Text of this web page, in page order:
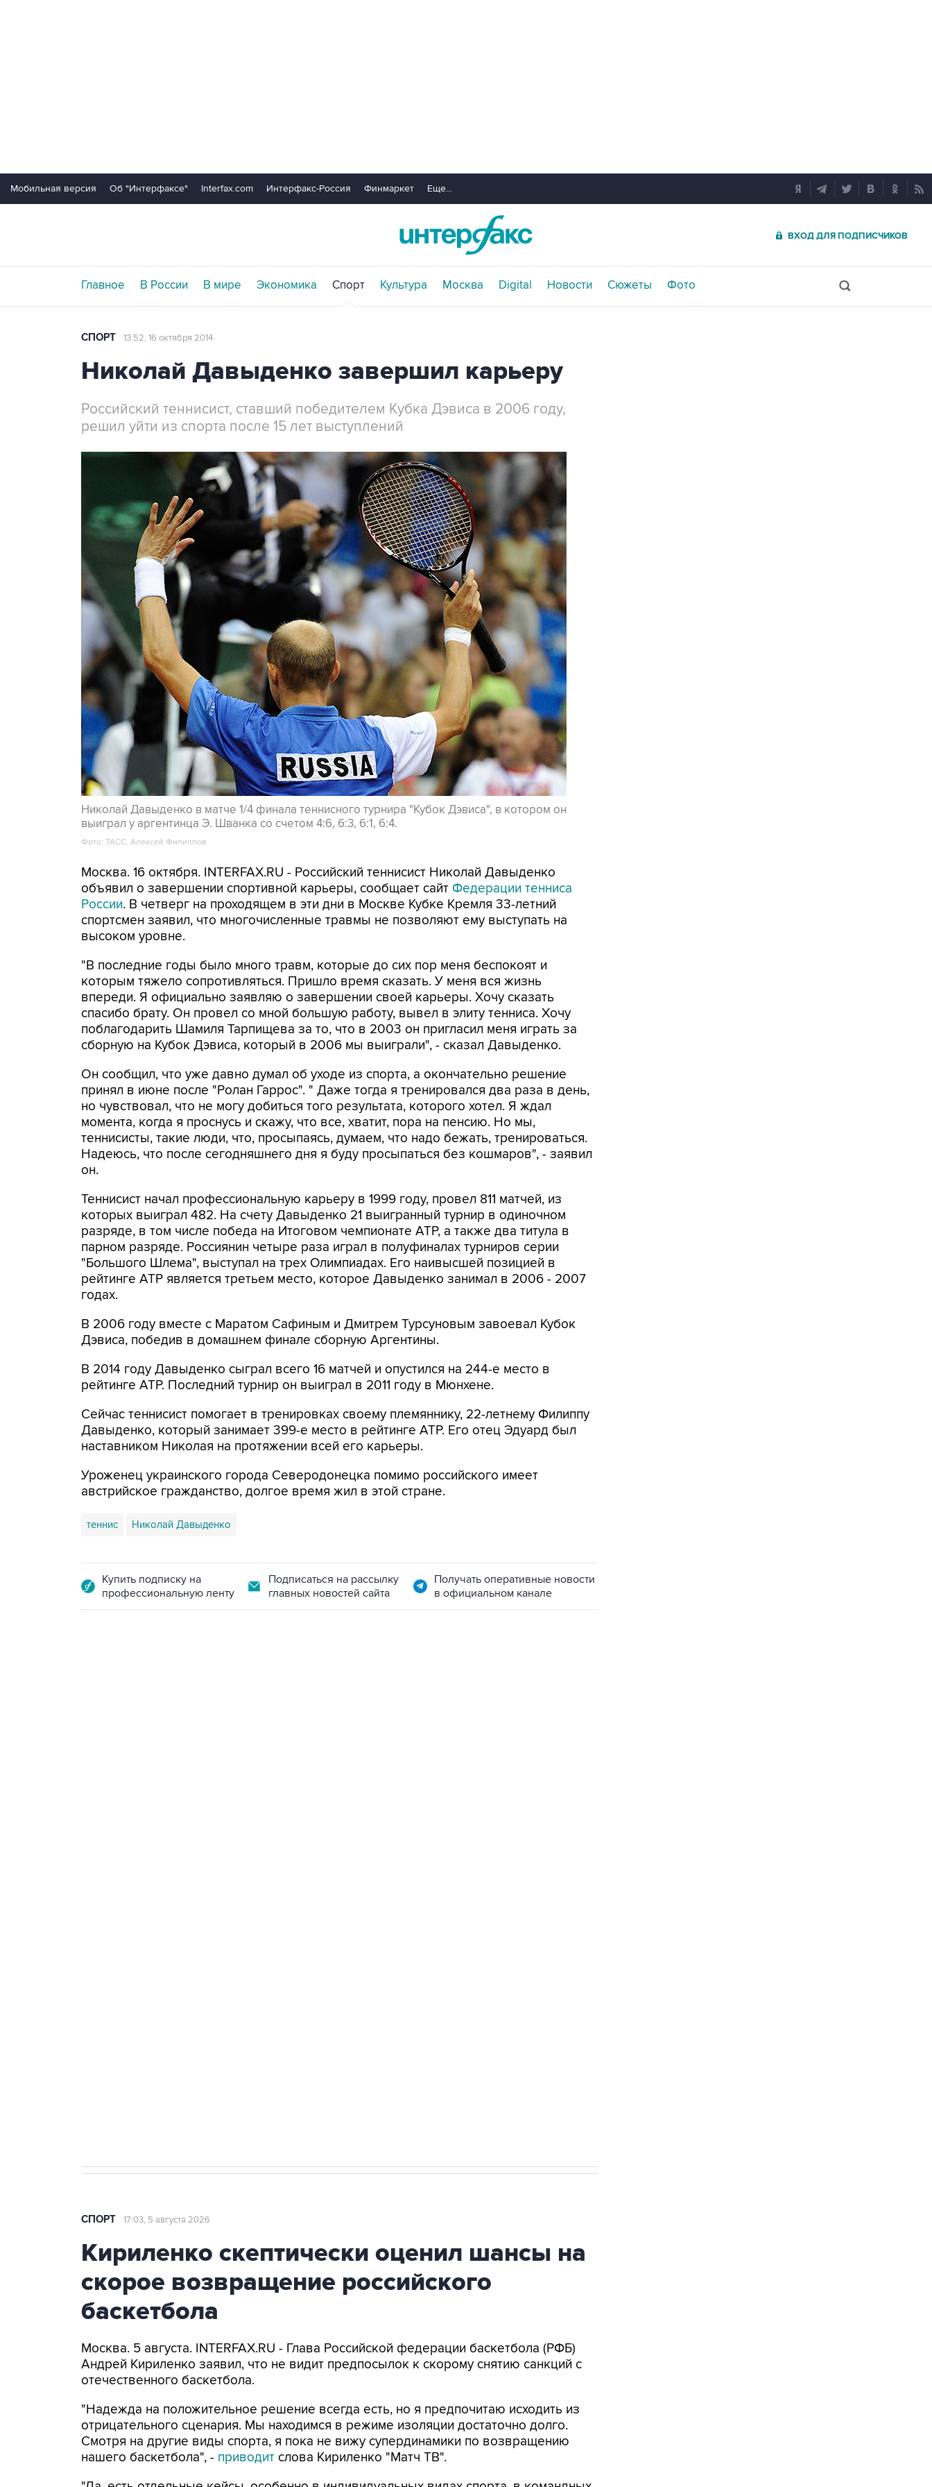
Мобильная версия Об "Интерфаксе" Interfax.com Интерфакс-Россия Финмаркет Еще...
ВХОД ДЛЯ ПОДПИСЧИКОВ
Главное В России В мире Экономика Спорт Культура Москва Digital Новости Сюжеты Фото
СПОРТ 13:52, 16 октября 2014
Николай Давыденко завершил карьеру
Российский теннисист, ставший победителем Кубка Дэвиса в 2006 году,
решил уйти из спорта после 15 лет выступлений
Николай Давыденко в матче 1/4 финала теннисного турнира "Кубок Дэвиса", в котором он
выиграл у аргентинца Э. Шванка со счетом 4:6, 6:3, 6:1, 6:4.
Фото: ТАСС, Алексей Филиппов
Москва. 16 октября. INTERFAX.RU - Российский теннисист Николай Давыденко
объявил о завершении спортивной карьеры, сообщает сайт Федерации тенниса
России. В четверг на проходящем в эти дни в Москве Кубке Кремля 33-летний
спортсмен заявил, что многочисленные травмы не позволяют ему выступать на
высоком уровне.
"В последние годы было много травм, которые до сих пор меня беспокоят и
которым тяжело сопротивляться. Пришло время сказать. У меня вся жизнь
впереди. Я официально заявляю о завершении своей карьеры. Хочу сказать
спасибо брату. Он провел со мной большую работу, вывел в элиту тенниса. Хочу
поблагодарить Шамиля Тарпищева за то, что в 2003 он пригласил меня играть за
сборную на Кубок Дэвиса, который в 2006 мы выиграли", - сказал Давыденко.
Он сообщил, что уже давно думал об уходе из спорта, а окончательно решение
принял в июне после "Ролан Гаррос". " Даже тогда я тренировался два раза в день,
но чувствовал, что не могу добиться того результата, которого хотел. Я ждал
момента, когда я проснусь и скажу, что все, хватит, пора на пенсию. Но мы,
теннисисты, такие люди, что, просыпаясь, думаем, что надо бежать, тренироваться.
Надеюсь, что после сегодняшнего дня я буду просыпаться без кошмаров", - заявил
он.
Теннисист начал профессиональную карьеру в 1999 году, провел 811 матчей, из
которых выиграл 482. На счету Давыденко 21 выигранный турнир в одиночном
разряде, в том числе победа на Итоговом чемпионате ATP, а также два титула в
парном разряде. Россиянин четыре раза играл в полуфиналах турниров серии
"Большого Шлема", выступал на трех Олимпиадах. Его наивысшей позицией в
рейтинге ATP является третьем место, которое Давыденко занимал в 2006 - 2007
годах.
В 2006 году вместе с Маратом Сафиным и Дмитрем Турсуновым завоевал Кубок
Дэвиса, победив в домашнем финале сборную Аргентины.
В 2014 году Давыденко сыграл всего 16 матчей и опустился на 244-е место в
рейтинге ATP. Последний турнир он выиграл в 2011 году в Мюнхене.
Сейчас теннисист помогает в тренировках своему племяннику, 22-летнему Филиппу
Давыденко, который занимает 399-е место в рейтинге ATP. Его отец Эдуард был
наставником Николая на протяжении всей его карьеры.
Уроженец украинского города Северодонецка помимо российского имеет
австрийское гражданство, долгое время жил в этой стране.
теннис Николай Давыденко
Купить подписку на
профессиональную ленту
Подписаться на рассылку
главных новостей сайта
Получать оперативные новости
в официальном канале
СПОРТ 17:03, 5 августа 2026
Кириленко скептически оценил шансы на
скорое возвращение российского
баскетбола
Москва. 5 августа. INTERFAX.RU - Глава Российской федерации баскетбола (РФБ)
Андрей Кириленко заявил, что не видит предпосылок к скорому снятию санкций с
отечественного баскетбола.
"Надежда на положительное решение всегда есть, но я предпочитаю исходить из
отрицательного сценария. Мы находимся в режиме изоляции достаточно долго.
Смотря на другие виды спорта, я пока не вижу супердинамики по возвращению
нашего баскетбола", - приводит слова Кириленко "Матч ТВ".